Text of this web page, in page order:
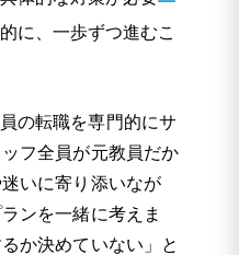
に、一歩ずつ進むこ
の転職を専門的にサ
フ全員が元教員だか
いに寄り添いなが
ンを一緒に考えま
か決めていない」と